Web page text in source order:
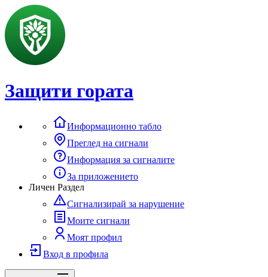
Защити гората
Информационно табло
Преглед на сигнали
Информация за сигналите
За приложението
Личен Раздел
Сигнализирай за нарушение
Моите сигнали
Моят профил
Вход в профила